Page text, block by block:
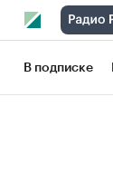
В подписке